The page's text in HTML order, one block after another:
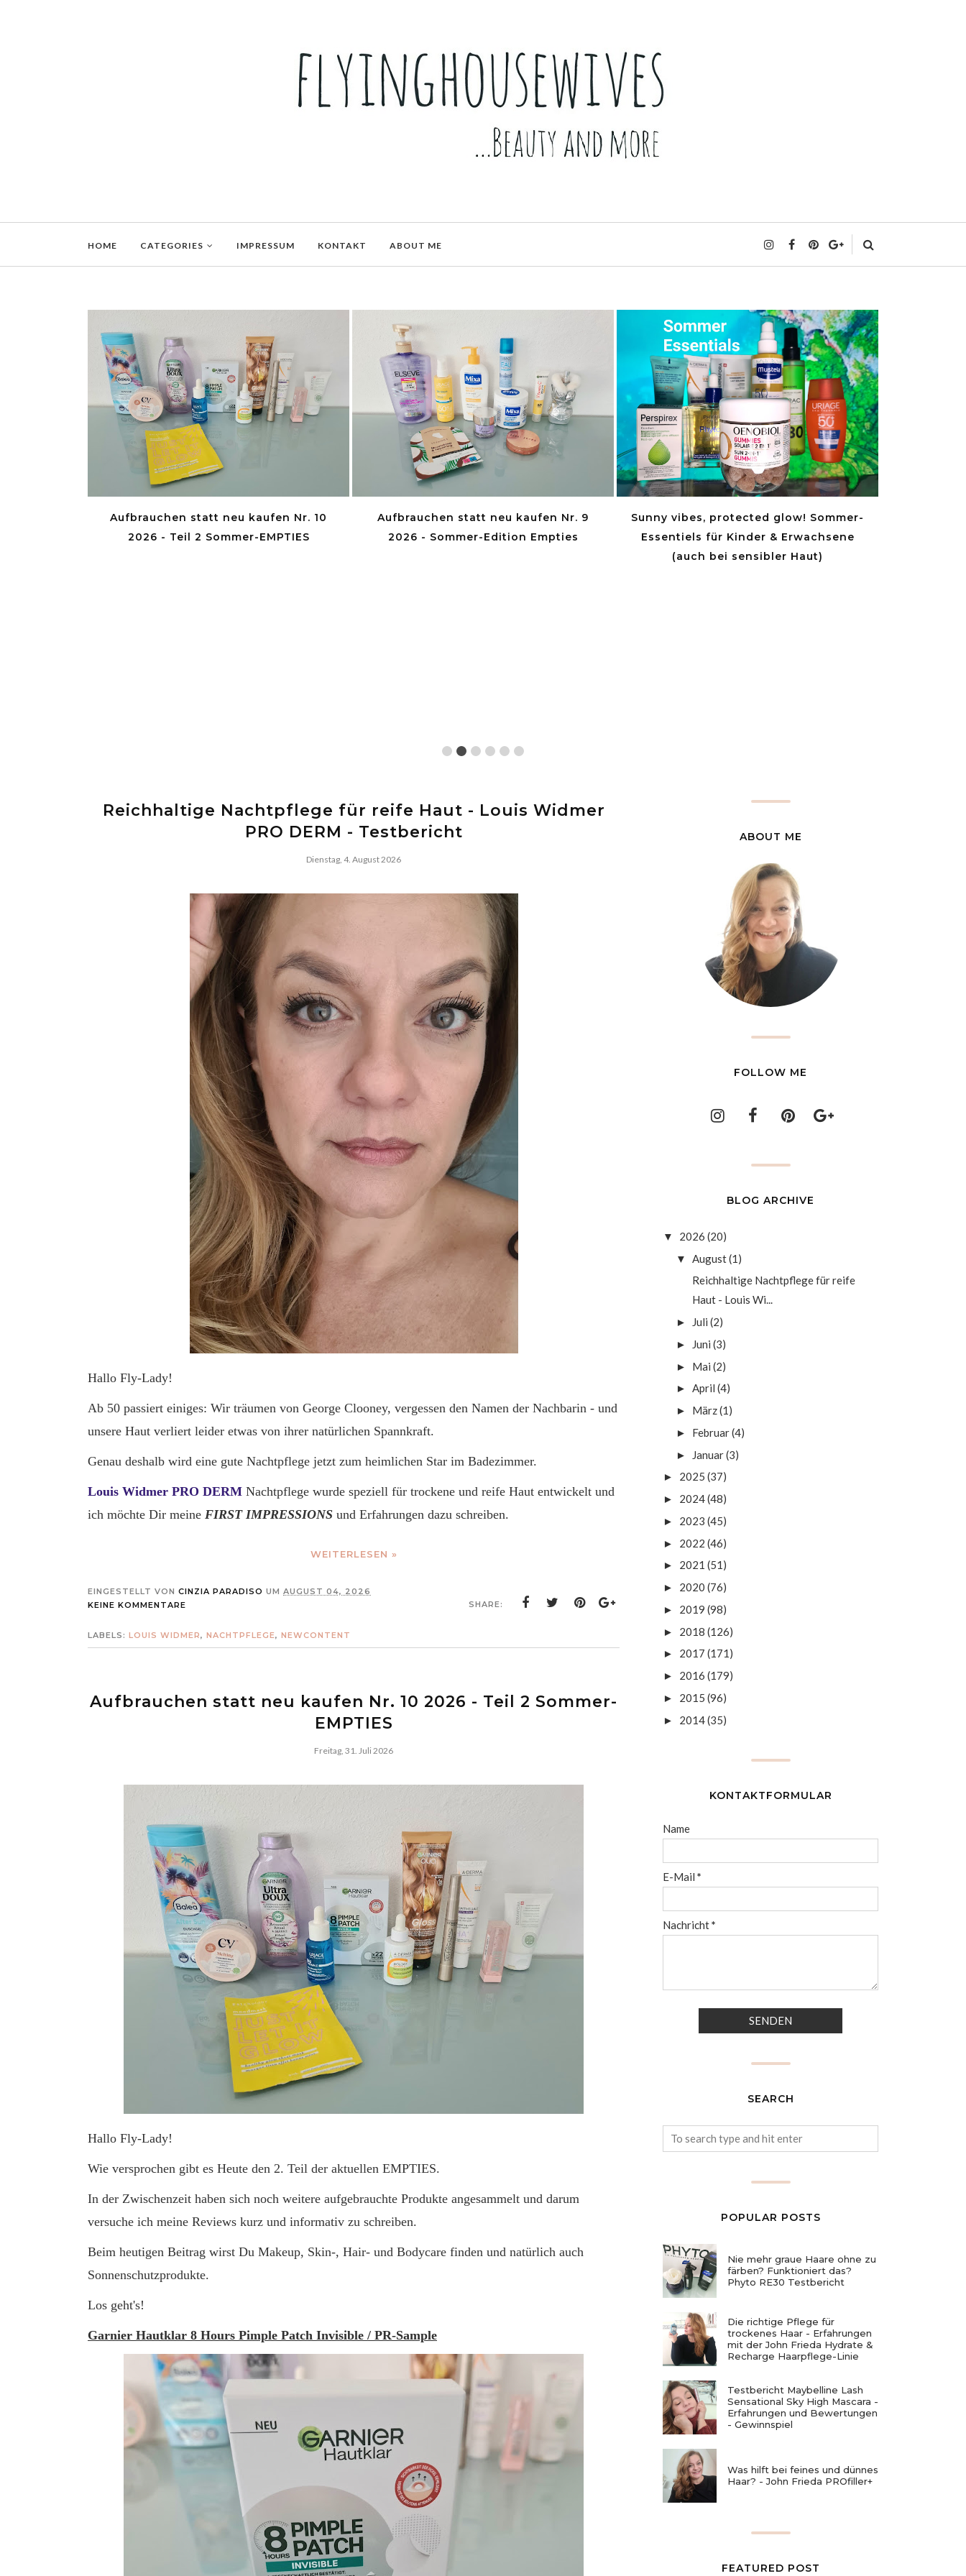
HOME CATEGORIES IMPRESSUM KONTAKT ABOUT ME
Aufbrauchen statt neu kaufen Nr. 10
2026 - Teil 2 Sommer-EMPTIES
Aufbrauchen statt neu kaufen Nr. 9
2026 - Sommer-Edition Empties
Sunny vibes, protected glow! Sommer-
Essentiels für Kinder & Erwachsene
(auch bei sensibler Haut)
Reichhaltige Nachtpflege für reife Haut - Louis Widmer
PRO DERM - Testbericht
Dienstag, 4. August 2026
Hallo Fly-Lady!
Ab 50 passiert einiges: Wir träumen von George Clooney, vergessen den Namen der Nachbarin - und
unsere Haut verliert leider etwas von ihrer natürlichen Spannkraft.
Genau deshalb wird eine gute Nachtpflege jetzt zum heimlichen Star im Badezimmer.
Louis Widmer PRO DERM Nachtpflege wurde speziell für trockene und reife Haut entwickelt und
ich möchte Dir meine FIRST IMPRESSIONS und Erfahrungen dazu schreiben.
WEITERLESEN »
EINGESTELLT VON CINZIA PARADISO UM AUGUST 04, 2026
KEINE KOMMENTARE
SHARE:
LABELS: LOUIS WIDMER, NACHTPFLEGE, NEWCONTENT
Aufbrauchen statt neu kaufen Nr. 10 2026 - Teil 2 Sommer-
EMPTIES
Freitag, 31. Juli 2026
Hallo Fly-Lady!
Wie versprochen gibt es Heute den 2. Teil der aktuellen EMPTIES.
In der Zwischenzeit haben sich noch weitere aufgebrauchte Produkte angesammelt und darum
versuche ich meine Reviews kurz und informativ zu schreiben.
Beim heutigen Beitrag wirst Du Makeup, Skin-, Hair- und Bodycare finden und natürlich auch
Sonnenschutzprodukte.
Los geht's!
Garnier Hautklar 8 Hours Pimple Patch Invisible / PR-Sample
ABOUT ME
FOLLOW ME
BLOG ARCHIVE
▼ 2026 (20)
▼ August(1)
Reichhaltige Nachtpflege für reife
Haut - Louis Wi...
► Juli (2)
► Juni (3)
► Mai (2)
► April (4)
► März(1)
► Februar(4)
► Januar(3)
► 2025 (37)
► 2024(48)
► 2023 (45)
► 2022 (46)
► 2021 (51)
► 2020 (76)
► 2019 (98)
► 2018 (126)
► 2017 (171)
► 2016 (179)
► 2015 (96)
► 2014(35)
KONTAKTFORMULAR
Name
E-Mail *
Nachricht*
SEARCH
POPULAR POSTS
Nie mehr graue Haare ohne zu
färben? Funktioniert das?
Phyto RE30 Testbericht
Die richtige Pflege für
trockenes Haar - Erfahrungen
mit der John Frieda Hydrate &
Recharge Haarpflege-Linie
Testbericht Maybelline Lash
Sensational Sky High Mascara -
Erfahrungen und Bewertungen
- Gewinnspiel
Was hilft bei feines und dünnes
Haar? - John Frieda PROfiller+
FEATURED POST